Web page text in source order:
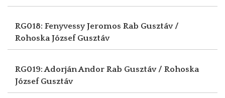
RG018: Fenyvessy Jeromos Rab Gusztáv /
Rohoska József Gusztáv
RG019: Adorján Andor Rab Gusztáv / Rohoska
József Gusztáv